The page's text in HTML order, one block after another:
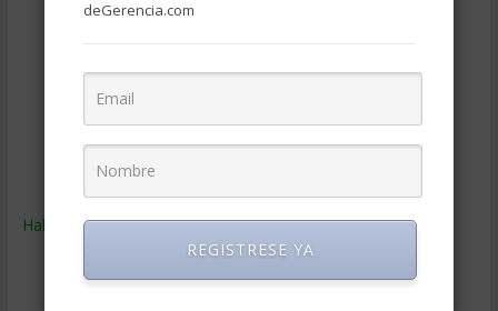
Publicidad(306)
Relaciones con los clientes
Tecnologia de Informacion(665)
Habilidades(2.843)
Administracion del tiempo(70)
Coaching(101)
deGerencia.com
REGISTRESE YA